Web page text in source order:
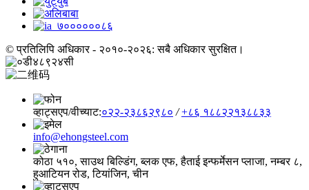
© प्रतिलिपि अधिकार - २०१०-२०२६: सबै अधिकार सुरक्षित।
व्हाट्सएप/वीच्याट:०२२-२३८६२९८० / +८६ १८८२२१३८८३३
info@ehongsteel.com
कोठा ५१०, साउथ बिल्डिंग, ब्लक एफ, हैताई इन्फर्मेसन प्लाजा, नम्बर ८,
हुआटियन रोड, टियांजिन, चीन